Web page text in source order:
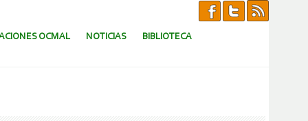
OCMAL NOTICIAS BIBLIOTECA